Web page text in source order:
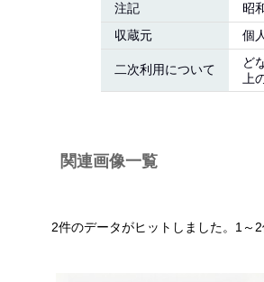
注記
昭
収蔵元
個
二次利用について
ど
上
関連画像一覧
2件のデータがヒットしました。1～